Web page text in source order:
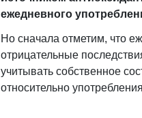
ежедневного
Но сначала отметим, что
отрицательные
учитывать собственное
относительно